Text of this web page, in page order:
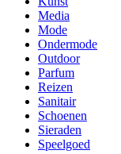
Media
Mode
Ondermode
Outdoor
Parfum
Reizen
Sanitair
Schoenen
Sieraden
Speelgoed